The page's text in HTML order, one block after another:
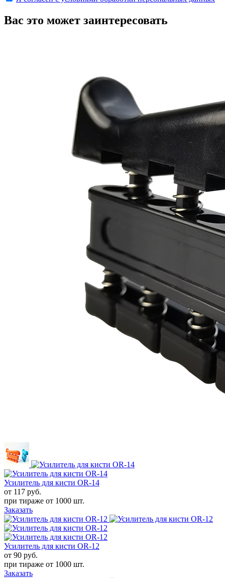
Вас это может заинтересовать
Усилитель для кисти OR-14
от 117 руб.
при тираже от 1000 шт.
Заказать
Усилитель для кисти OR-12
от 90 руб.
при тираже от 1000 шт.
Заказать